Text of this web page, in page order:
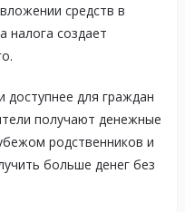
средств в
налога создает
для граждан
получают денежные
родственников и
больше денег без